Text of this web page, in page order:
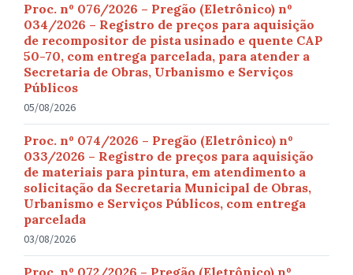
Proc. nº 076/2026 – Pregão (Eletrônico) nº
034/2026 – Registro de preços para aquisição
de recompositor de pista usinado e quente CAP
50-70, com entrega parcelada, para atender a
Secretaria de Obras, Urbanismo e Serviços
Públicos
05/08/2026
Proc. nº 074/2026 – Pregão (Eletrônico) nº
033/2026 – Registro de preços para aquisição
de materiais para pintura, em atendimento a
solicitação da Secretaria Municipal de Obras,
Urbanismo e Serviços Públicos, com entrega
parcelada
03/08/2026